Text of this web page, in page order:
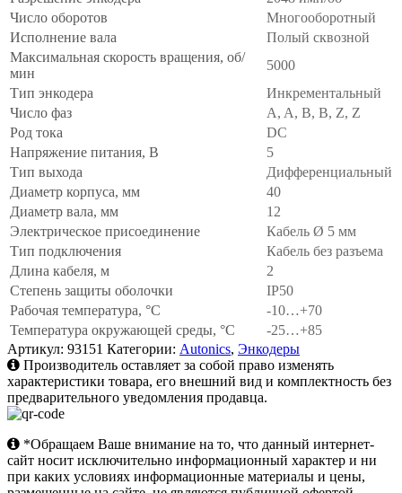
Число оборотов
Многооборотный
Исполнение вала
Полый сквозной
Максимальная скорость вращения, об/
мин
5000
Тип энкодера
Инкрементальный
Число фаз
A, A, B, B, Z, Z
Род тока
DC
Напряжение питания, В
5
Тип выхода
Дифференциальный
Диаметр корпуса, мм
40
Диаметр вала, мм
12
Электрическое присоединение
Кабель Ø 5 мм
Тип подключения
Кабель без разъема
Длина кабеля, м
2
Степень защиты оболочки
IP50
Рабочая температура, °C
-10…+70
Температура окружающей среды, °C
-25…+85
Артикул: 93151 Категории: Autonics, Энкодеры
Производитель оставляет за собой право изменять
характеристики товара, его внешний вид и комплектность без
предварительного уведомления продавца.
*Обращаем Ваше внимание на то, что данный интернет-
сайт носит исключительно информационный характер и ни
при каких условиях информационные материалы и цены,